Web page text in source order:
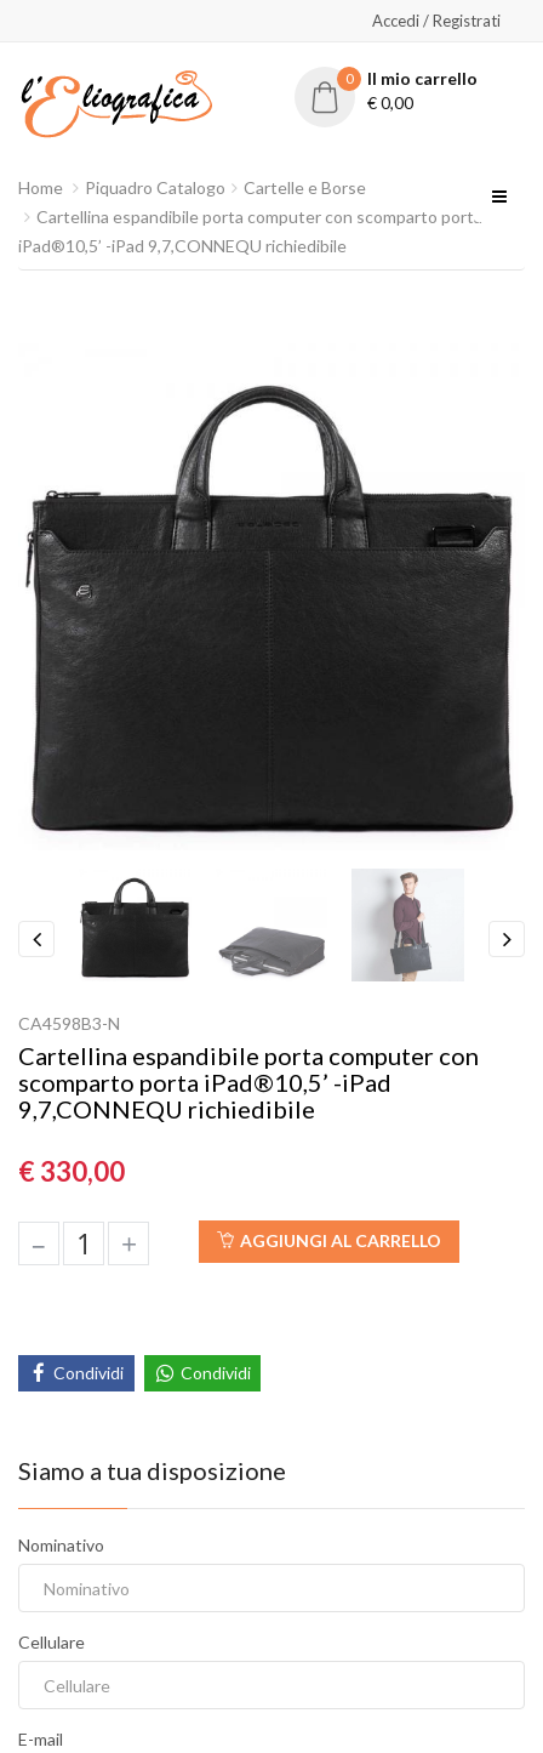
Accedi / Registrati
0
Il mio carrello
€0,00
Home Piquadro Catalogo
Cartelle e Borse
Cartellina espandibile porta computer con scomparto porta
iPad®10,5’ -iPad 9,7,CONNEQU richiedibile
Previous
CA4598B3-N
Cartellina espandibile porta computer con
scomparto porta iPad®10,5’ -iPad
9,7,CONNEQU richiedibile
€ 330,00
– + AGGIUNGI AL CARRELLO
Condividi Condividi
Siamo a tua disposizione
Nominativo
Cellulare
E-mail